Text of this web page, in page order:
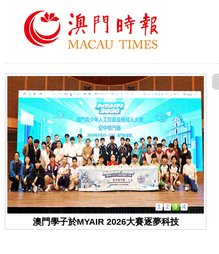
澳門學子於MYAIR 2026大賽逐夢科技
1 2 3 4